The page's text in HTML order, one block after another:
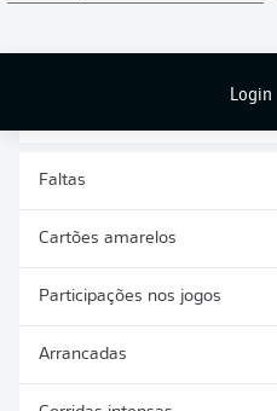
Login
Faltas
Cartões amarelos
Participações nos jogos
Arrancadas